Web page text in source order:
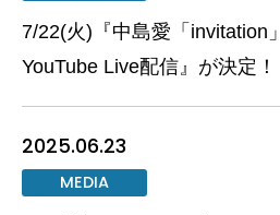
7/22(火)『中島愛「invitation
YouTube Live配信』が決定！
2025.06.23
MEDIA